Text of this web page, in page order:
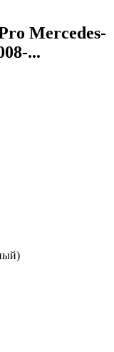
Mercedes-
...